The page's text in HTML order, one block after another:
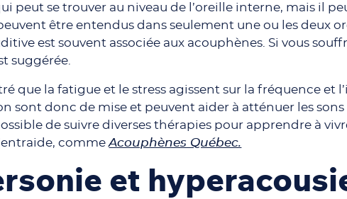
peut se trouver au niveau de l’oreille interne, mais il
être entendus dans seulement une ou les deux
est souvent associée aux acouphènes. Si vous
suggérée.
que la fatigue et le stress agissent sur la fréquence et
sont donc de mise et peuvent aider à atténuer les
de suivre diverses thérapies pour apprendre à
commeAcouphènes Québec.
et